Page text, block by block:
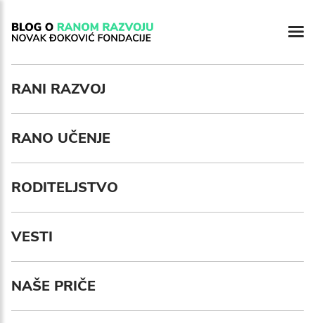
RANI RAZVOJ
RANO UČENJE
RODITELJSTVO
VESTI
NAŠE PRIČE